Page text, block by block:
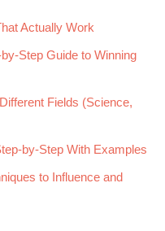
Actually Work
Step Guide to Winning
Fields (Science,
by-Step With Examples
to Influence and